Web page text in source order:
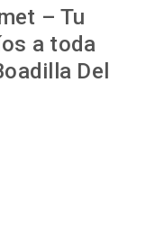
– Tu
a toda
Del